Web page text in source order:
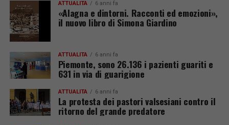
ATTUALITÀ 6 anni fa
«Alagna e dintorni. Racconti ed emozioni»,
il nuovo libro di Simona Giardino
ATTUALITÀ 6 anni fa
Piemonte, sono 26.136 i pazienti guariti e
631 in via di guarigione
ATTUALITÀ 6 anni fa
La protesta dei pastori valsesiani contro il
ritorno del grande predatore